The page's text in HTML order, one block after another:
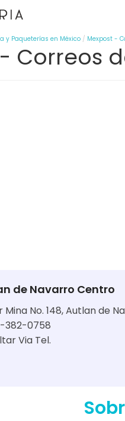
y Paqueterías en México Mexpost -
Correos
de Navarro Centro
Mina No. 148, Autlan de
382-0758
Via Tel.